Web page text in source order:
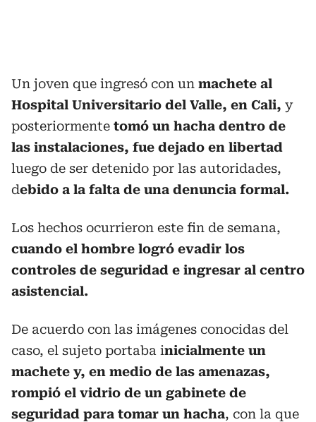
Un joven que ingresó con un machete al
Hospital Universitario del Valle, en Cali, y
posteriormente tomó un hacha dentro de
las instalaciones, fue dejado en libertad
luego de ser detenido por las autoridades,
debido a la falta de una denuncia formal.
Los hechos ocurrieron este fin de semana,
cuando el hombre logró evadir los
controles de seguridad e ingresar al centro
asistencial.
De acuerdo con las imágenes conocidas del
caso, el sujeto portaba inicialmente un
machete y, en medio de las amenazas,
rompió el vidrio de un gabinete de
seguridad para tomar un hacha, con la que